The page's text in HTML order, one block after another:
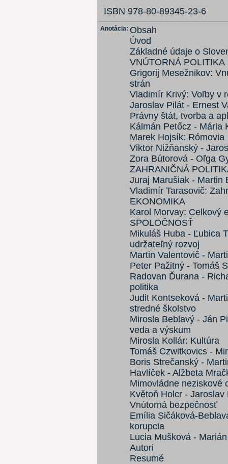
ISBN 978-80-89345-23-6
Anotácia: Obsah
Úvod
Základné údaje o
VNÚTORNÁ POLITIKA
Grigorij Mesežnikov:
strán
Vladimír Krivý: Voľby v
Jaroslav Pilát - Ernest
Právny štát, tvorba a
Kálmán Petőcz - Mária
Marek Hojsík: Rómovia
Viktor Nižňanský -
Zora Bútorová - Oľga
ZAHRANIČNÁ
Juraj Marušiak - Martin
Vladimír Tarasovič:
EKONOMIKA
Karol Morvay: Celkový
SPOLOČNOSŤ
Mikuláš Huba - Ľubica
udržateľný rozvoj
Martin Valentovič -
Peter Pažitný - Tomáš
Radovan Ďurana -
politika
Judit Kontseková -
stredné školstvo
Mirosla Beblavý - Ján
veda a výskum
Mirosla Kollár: Kultúra
Tomáš Czwitkovics -
Boris Strečanský -
Havlíček - Alžbeta
Mimovládne neziskové
Květoň Holcr -
Vnútorná bezpečnosť
Emília Sičáková-
korupcia
Lucia Mušková -
Autori
Resumé